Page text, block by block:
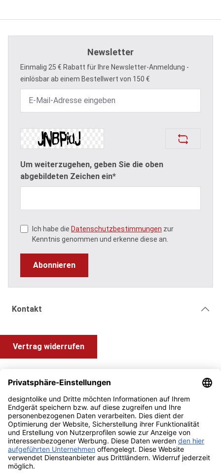
Newsletter
Einmalig 25 € Rabatt für Ihre Newsletter-Anmeldung -
einlösbar ab einem Bestellwert von 150 €
Um weiterzugehen, geben Sie die oben
abgebildeten Zeichen ein*
Ich habe die Datenschutzbestimmungen zur
Kenntnis genommen und erkenne diese an.
Abonnieren
Kontakt
Vertrag widerrufen
Information und Impressum
Zahlung & Versand